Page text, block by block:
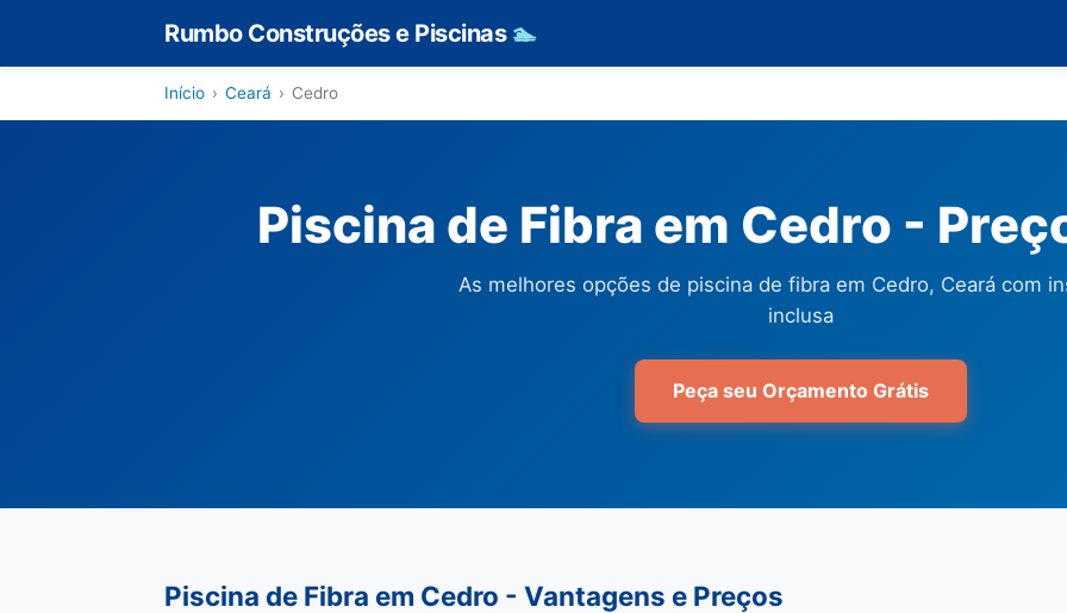
Rumbo Construções e Piscinas 🏊
Início › Ceará › Cedro
Piscina de Fibra em Cedro -
As melhores opções de piscina de fibra em Cedro, Ceará com
inclusa
Peça seu Orçamento Grátis
Piscina de Fibra em Cedro - Vantagens e Preços